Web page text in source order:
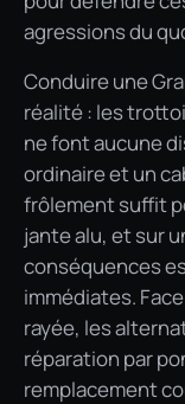
agressions du
Conduire une
réalité : les
ne font aucune
ordinaire et un
frôlement suffit
jante alu, et sur
conséquences
immédiates.
rayée, les
réparation par
remplacement